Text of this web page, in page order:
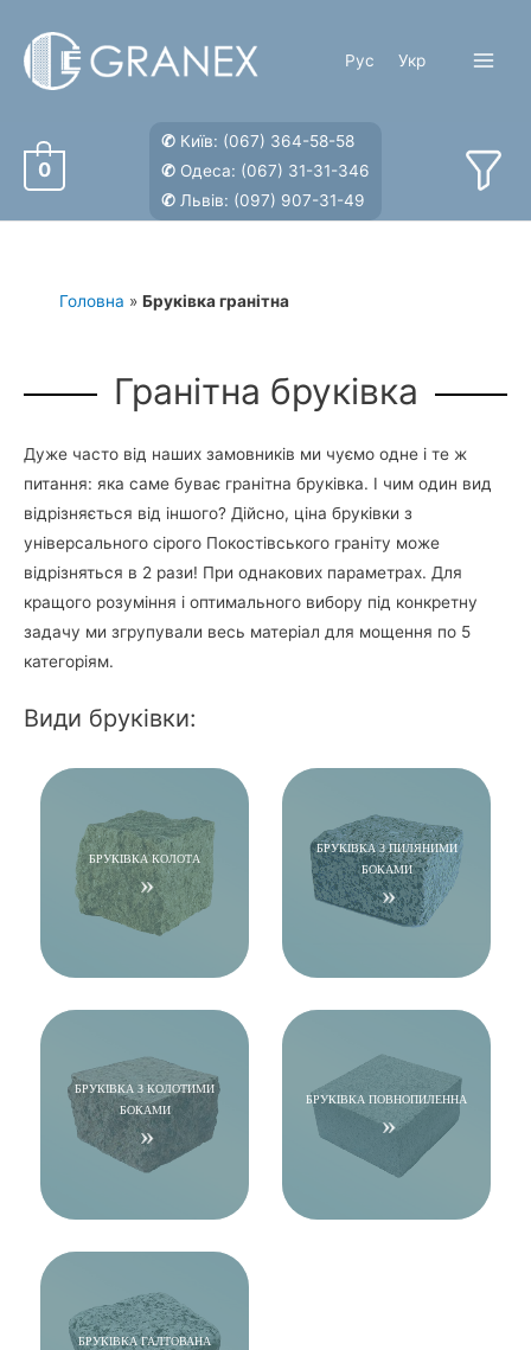
вмісту
Рус Укр
0
✆ Київ: (067) 364-58-58
✆ Одеса: (067) 31-31-346
✆ Львів: (097) 907-31-49
Головна » Бруківка гранітна
Гранітна бруківка
Дуже часто від наших замовників ми чуємо одне і те ж
питання: яка саме буває гранітна бруківка. І чим один вид
відрізняється від іншого? Дійсно, ціна бруківки з
універсального сірого Покостівського граніту може
відрізняться в 2 рази! При однакових параметрах. Для
кращого розуміння і оптимального вибору під конкретну
задачу ми згрупували весь матеріал для мощення по 5
категоріям.
Види бруківки:
БРУКІВКА КОЛОТА
БРУКІВКА З ПИЛЯНИМИ
БОКАМИ
БРУКІВКА З КОЛОТИМИ
БОКАМИ
БРУКІВКА ПОВНОПИЛЕННА
БРУКІВКА ГАЛТОВАНА